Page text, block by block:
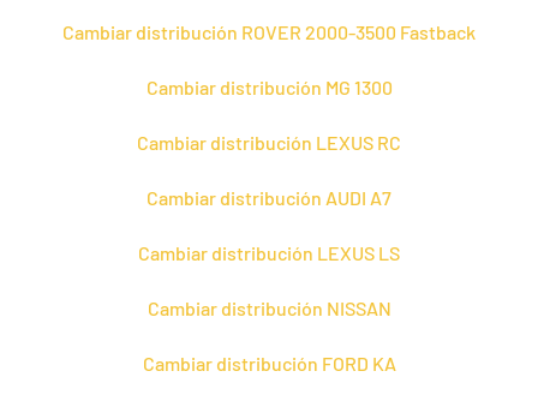
Cambiar distribución ROVER 2000-3500 Fastback
Cambiar distribución MG 1300
Cambiar distribución LEXUS RC
Cambiar distribución AUDI A7
Cambiar distribución LEXUS LS
Cambiar distribución NISSAN
Cambiar distribución FORD KA